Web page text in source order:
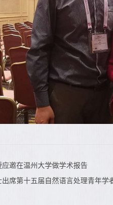
应邀在温州大学做学术报告
出席第十五届自然语言处理青年